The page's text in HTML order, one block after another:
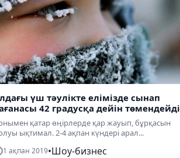
үш тәулікте елімізде сынап
42 градусқа дейін төмендейді
қатар өңірлерде қар жауып, бұрқасын
ықтимал. 2-4 ақпан күндері арал...
1 ақпан 2019•Шоу-бизнес